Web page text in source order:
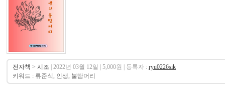
전자책 > 시조 | 2022년 03월 12일 | 5,000원 | 등록자 : ryu0226sik
키워드 : 류준식, 인생, 불땀머리